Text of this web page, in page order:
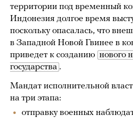
территории под временный
Индонезия долгое время
поскольку опасалась, что
в Западной Новой Гвинее в
приведет к созданию нового
государства .
Мандат исполнительной
на три этапа:
отправку военных